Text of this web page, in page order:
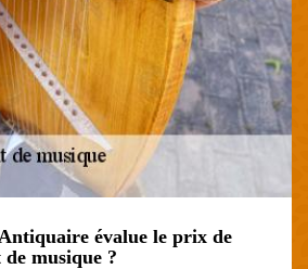
évalue le prix de
musique ?